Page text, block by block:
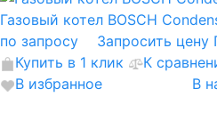
Газовый котел BOSCH
по запросу
Запросить цену
Купить в 1 клик
К
В избранное
В